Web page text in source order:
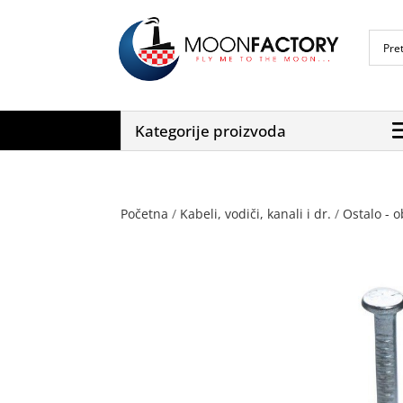
Kategorije proizvoda
Početna / Kabeli, vodiči, kanali i dr. / Ostalo -